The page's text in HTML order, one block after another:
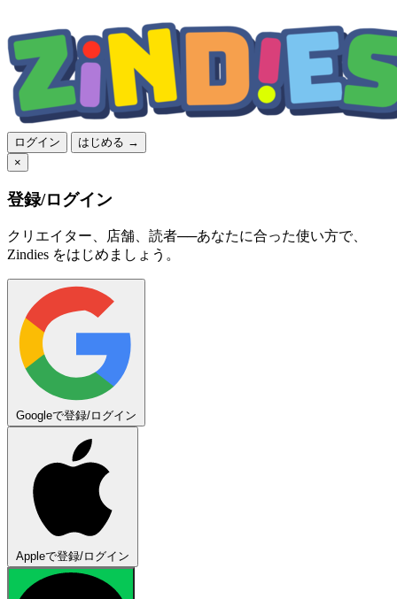
ログイン
はじめる →
×
登録/ログイン
クリエイター、店舗、読者──あなたに合った使い方で、
Zindies をはじめましょう。
Googleで登録/ログイン
Appleで登録/ログイン